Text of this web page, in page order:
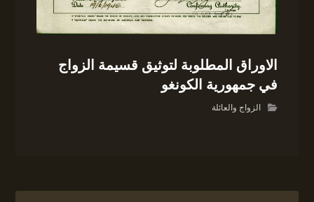
الاوراق المطلوبة لتوثيق قسيمة الزواج
في جمهورية الكونغو
الزواج والعائلة